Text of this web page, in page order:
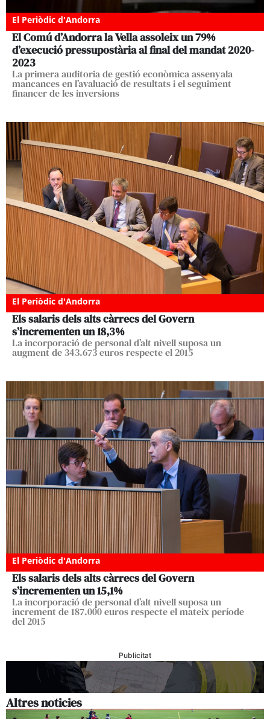
El Periòdic d'Andorra
El Comú d’Andorra la Vella assoleix un 79%
d’execució pressupostària al final del mandat 2020-
2023
La primera auditoria de gestió econòmica assenyala
mancances en l’avaluació de resultats i el seguiment
financer de les inversions
El Periòdic d'Andorra
Els salaris dels alts càrrecs del Govern
s’incrementen un 18,3%
La incorporació de personal d’alt nivell suposa un
augment de 343.673 euros respecte el 2015
El Periòdic d'Andorra
Els salaris dels alts càrrecs del Govern
s’incrementen un 15,1%
La incorporació de personal d’alt nivell suposa un
increment de 187.000 euros respecte el mateix període
del 2015
Publicitat
Altres noticies